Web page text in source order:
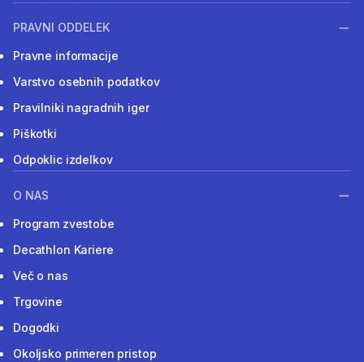
PRAVNI ODDELEK
Pravne informacije
Varstvo osebnih podatkov
Pravilniki nagradnih iger
Piškotki
Odpoklic izdelkov
O NAS
Program zvestobe
Decathlon Kariere
Več o nas
Trgovine
Dogodki
Okoljsko primeren pristop